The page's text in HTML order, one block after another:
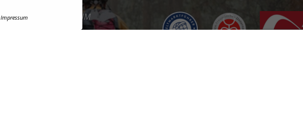
IMPRESSUM
DATENSCHUTZ
Impressum